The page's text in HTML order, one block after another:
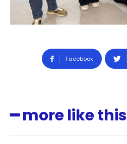
Facebook
━ more like this